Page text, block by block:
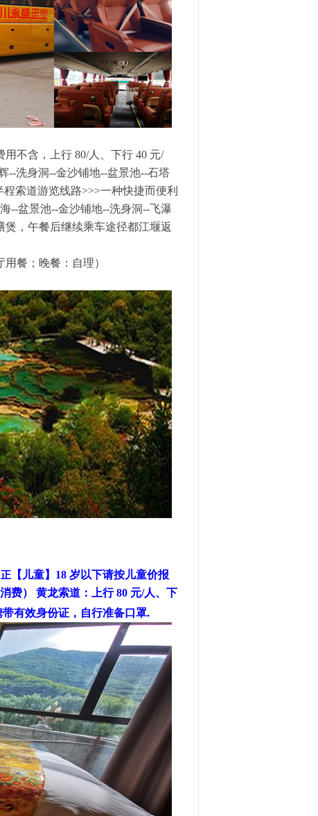
不含，上行 80/人、下行 40 元/
--洗身洞--金沙铺地--盆景池--石塔
索道游览线路>>>一种快捷而便利
--盆景池--金沙铺地--洗身洞--飞瀑
，午餐后继续乘车途径都江堰返
餐；晚餐：自理）
【儿童】18 岁以下请按儿童价报
费） 黄龙索道：上行 80 元/人、下
有效身份证，自行准备口罩.